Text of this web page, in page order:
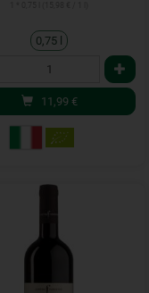
0,75 l
11,99 €